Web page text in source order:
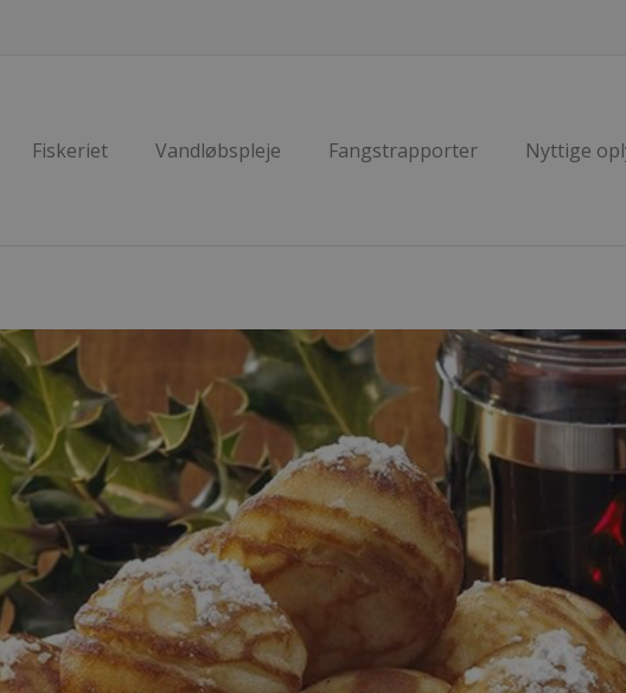
Fiskeriet Vandløbspleje Fangstrapporter Nyttige